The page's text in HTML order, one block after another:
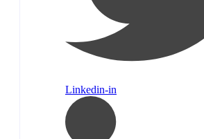
Linkedin-in